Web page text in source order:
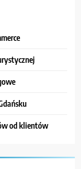
od klientów